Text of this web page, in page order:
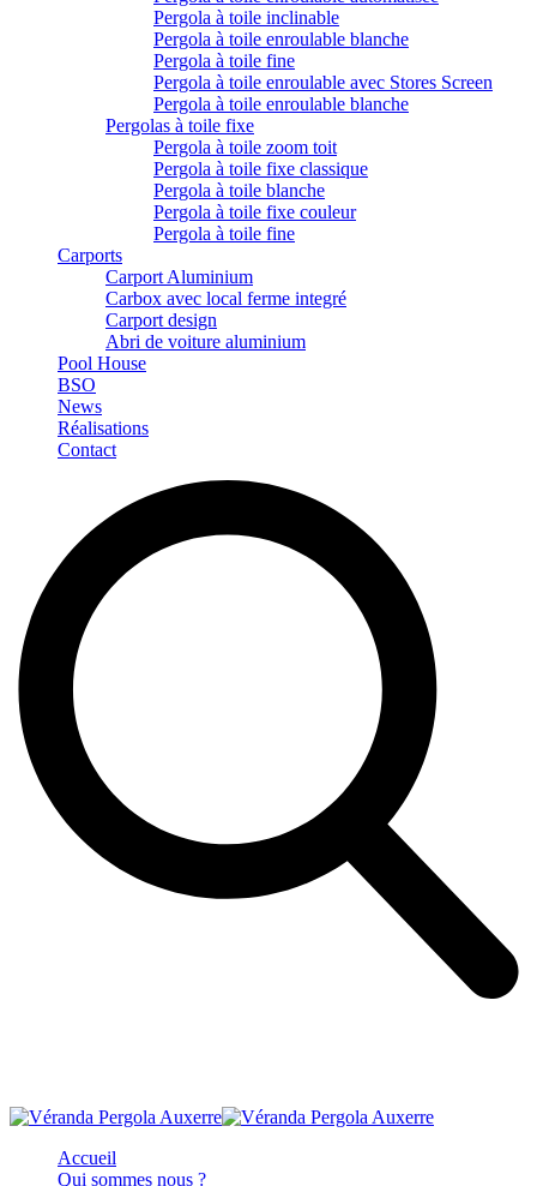
Pergola à toile inclinable
Pergola à toile enroulable blanche
Pergola à toile fine
Pergola à toile enroulable avec Stores Screen
Pergola à toile enroulable blanche
Pergolas à toile fixe
Pergola à toile zoom toit
Pergola à toile fixe classique
Pergola à toile blanche
Pergola à toile fixe couleur
Pergola à toile fine
Carports
Carport Aluminium
Carbox avec local ferme integré
Carport design
Abri de voiture aluminium
Pool House
BSO
News
Réalisations
Contact
Accueil
Qui sommes nous ?